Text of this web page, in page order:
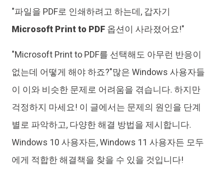
"파일을 PDF로 인쇄하려고 하는데, 갑자기
Microsoft Print to PDF 옵션이 사라졌어요!"
"Microsoft Print to PDF를 선택해도 아무런 반응이
없는데 어떻게 해야 하죠?"많은 Windows 사용자들
이 이와 비슷한 문제로 어려움을 겪습니다. 하지만
걱정하지 마세요! 이 글에서는 문제의 원인을 단계
별로 파악하고, 다양한 해결 방법을 제시합니다.
Windows 10 사용자든, Windows 11 사용자든 모두
에게 적합한 해결책을 찾을 수 있을 것입니다!